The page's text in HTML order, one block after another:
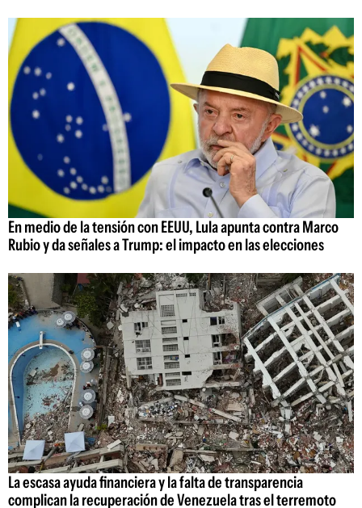
En medio de la tensión con EEUU, Lula apunta contra Marco
Rubio y da señales a Trump: el impacto en las elecciones
La escasa ayuda financiera y la falta de transparencia
complican la recuperación de Venezuela tras el terremoto